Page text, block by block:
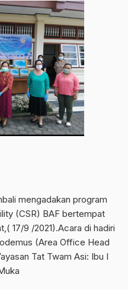
mengadakan program
(CSR) BAF bertempat
17/9 /2021).Acara di hadiri
(Area Office Head
Tat Twam Asi: Ibu I